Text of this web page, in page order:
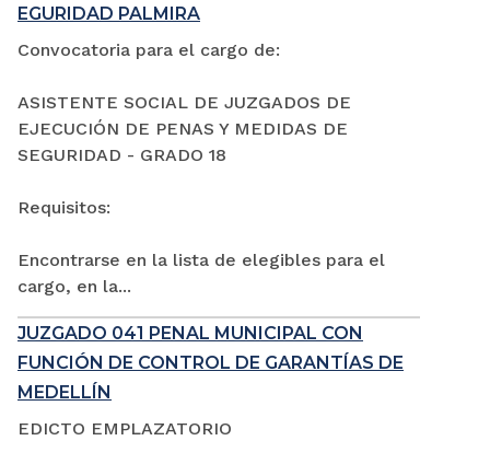
EGURIDAD PALMIRA
Convocatoria para el cargo de:
ASISTENTE SOCIAL DE JUZGADOS DE
EJECUCIÓN DE PENAS Y MEDIDAS DE
SEGURIDAD - GRADO 18
Requisitos:
Encontrarse en la lista de elegibles para el
cargo, en la...
JUZGADO 041 PENAL MUNICIPAL CON
FUNCIÓN DE CONTROL DE GARANTÍAS DE
MEDELLÍN
EDICTO EMPLAZATORIO